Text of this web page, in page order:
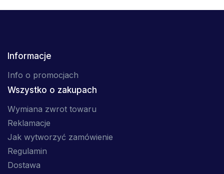
Informacje
Info o promocjach
Wszystko o zakupach
Wymiana zwrot towaru
Reklamacje
Jak wytworzyć zamówienie
Regulamin
Dostawa